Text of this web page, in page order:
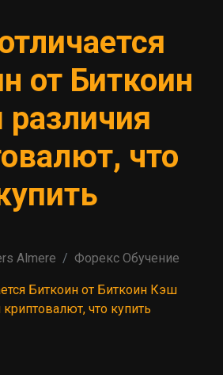
от Биткоин
что
Almere Форекс Обучение
Биткоин от Биткоин Кэш
криптовалют, что купить